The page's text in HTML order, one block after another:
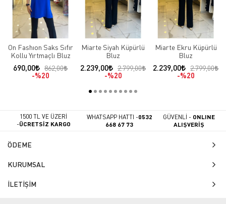
On Fashıon Saks Sıfır
Kollu Yırtmaçlı Bluz
690,00
862,00
%20
Miarte Siyah Küpürlü
Bluz
2.239,00
2.799,00
%20
Miarte Ekru Küpürlü
Bluz
2.239,00
2.799,00
%20
1500 TL VE ÜZERİ
-ÜCRETSİZ KARGO
WHATSAPP HATTI -0532
668 67 73
GÜVENLİ - ONLINE
ALIŞVERİŞ
ÖDEME
KURUMSAL
İLETİŞİM